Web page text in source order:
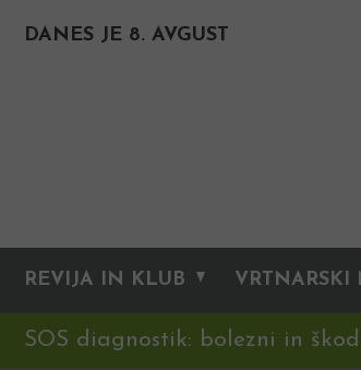
DANES JE 8. AVGUST
REVIJA IN KLUB VRTNARSKI
SOS diagnostik: bolezni in